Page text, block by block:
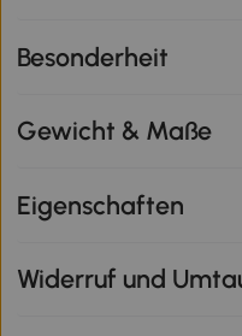
Besonderheit
Gewicht & Maße
Eigenschaften
Widerruf und